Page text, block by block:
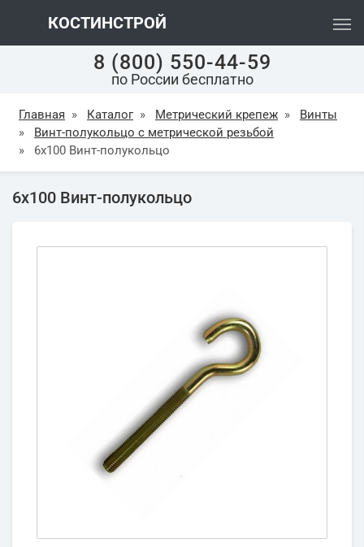
КОСТИНСТРОЙ
8 (800) 550-44-59
по России бесплатно
Главная » Каталог » Метрический крепеж »
Винты
»
Винт-полукольцо с метрической резьбой
»
6х100 Винт-полукольцо
6х100 Винт-полукольцо